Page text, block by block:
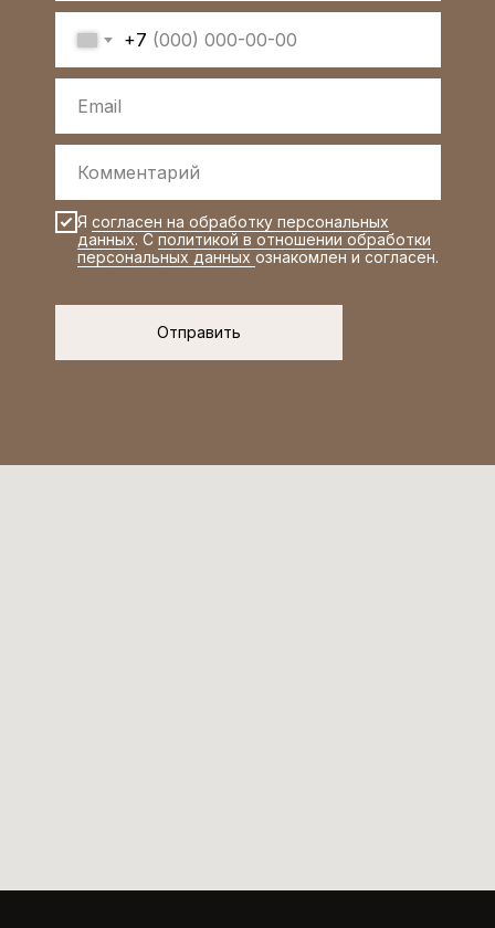
+7
Я согласен на обработку персональных
данных. С политикой в отношении обработки
персональных данных ознакомлен и согласен.
Отправить